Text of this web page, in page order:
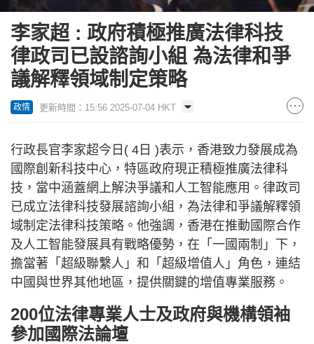
李家超 : 政府積極推廣法律科技
律政司已設諮詢小組 為法律和爭
議解釋領域制定策略
政情 更新時間：15:56 2025-07-04 HKT
行政長官李家超今日( 4日 )表示，香港致力發展成為
國際創新科技中心，特區政府現正積極推廣法律科
技，當中涵蓋網上解決爭議和人工智能應用。律政司
已成立法律科技發展諮詢小組，為法律和爭議解釋領
域制定法律科技策略。他強調，香港在推動國際合作
及人工智能發展具有戰略優勢，在「一國兩制」下，
擔當著「超級聯繫人」和「超級增值人」角色，連結
中國與世界其他地區，提供關鍵的增值專業服務。
200位法律專業人士及政府與機構領袖
參加國際法論壇